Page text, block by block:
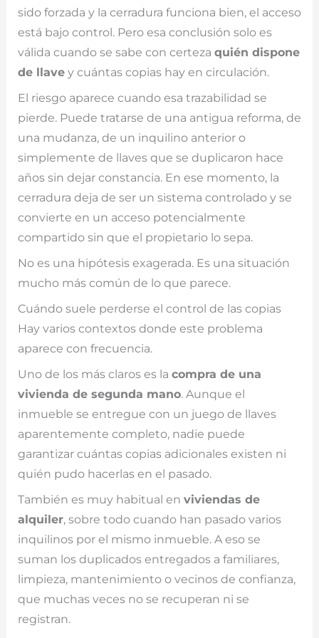
sido forzada y la cerradura funciona bien, el acceso
está bajo control. Pero esa conclusión solo es
válida cuando se sabe con certeza quién dispone
de llavey cuántas copias hay en circulación.
El riesgo aparece cuando esa trazabilidad se
pierde. Puede tratarse de una antigua reforma, de
una mudanza, de un inquilino anterior o
simplemente de llaves que se duplicaron hace
años sin dejar constancia. En ese momento, la
cerradura deja de ser un sistema controlado y se
convierte en un acceso potencialmente
compartido sin que el propietario lo sepa.
No es una hipótesis exagerada. Es una situación
mucho más común de lo que parece.
Cuándo suele perderse el control de las copias
Hay varios contextos donde este problema
aparece con frecuencia.
Uno de los más claros es la compra de una
vivienda de segunda mano. Aunque el
inmueble se entregue con un juego de llaves
aparentemente completo, nadie puede
garantizar cuántas copias adicionales existen ni
quién pudo hacerlas en el pasado.
También es muy habitual en viviendas de
alquiler, sobre todo cuando han pasado varios
inquilinos por el mismo inmueble. A eso se
suman los duplicados entregados a familiares,
limpieza, mantenimiento o vecinos de confianza,
que muchas veces no se recuperan ni se
registran.